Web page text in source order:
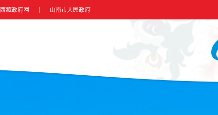
西藏政府网 山南市人民政府